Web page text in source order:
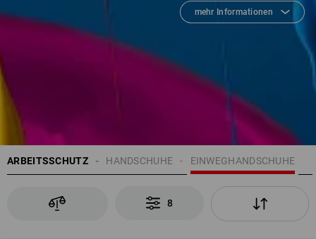
mehr Informationen
ARBEITSSCHUTZ EINWEGHANDSCHUHE
HANDSCHUHE
8